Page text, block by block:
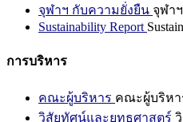
จุฬาฯ กับความยั่งยืน จุฬา
Sustainability Report
การบริหาร
คณะผู้บริหาร คณะผู้บริหา
วิสัยทัศน์และยุทธศาสตร์